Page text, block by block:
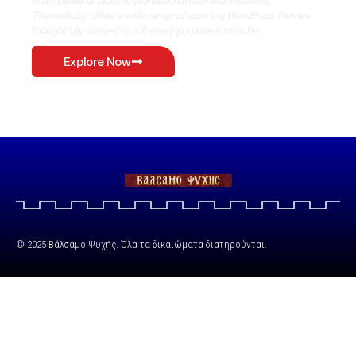
Explore Now
© 2025 Βάλσαμο Ψυχής. Όλα τα δικαιώματα διατηρούνται.